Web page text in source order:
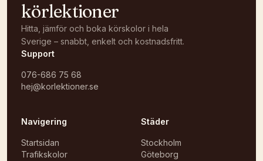
körlektioner
Hitta, jämför och boka körskolor i hela
Sverige – snabbt, enkelt och kostnadsfritt.
Support
076-686 75 68
hej@korlektioner.se
Navigering
Startsidan
Trafikskolor
Städer
Stockholm
Göteborg